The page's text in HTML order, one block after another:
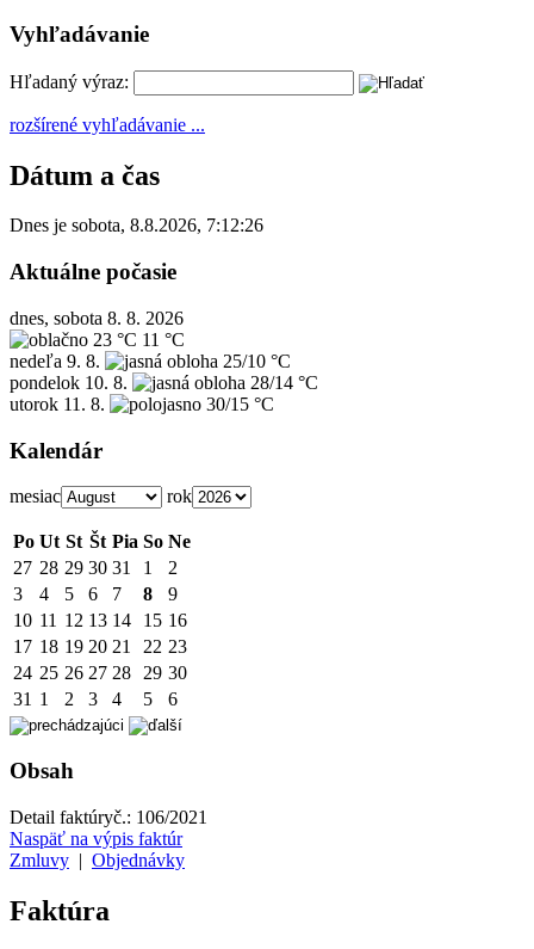
Vyhľadávanie
Hľadaný výraz:
rozšírené vyhľadávanie ...
Dátum a čas
Dnes je sobota, 8.8.2026, 7:12:26
Aktuálne počasie
dnes, sobota 8. 8. 2026
23 °C 11 °C
nedeľa 9. 8.
25/10 °C
pondelok 10. 8.
28/14 °C
utorok 11. 8. 30/15 °C
Kalendár
mesiac rok
Po Ut St Št Pia So Ne
27 28 29 30 31 1
2
3
4 5 6 7 8
9
10 11 12 13 14 15 16
17 18 19 20 21 22 23
24 25 26 27 28 29 30
31 1 2 3 4 5 6
Obsah
Detail faktúryč.: 106/2021
Naspäť na výpis faktúr
Zmluvy | Objednávky
Faktúra